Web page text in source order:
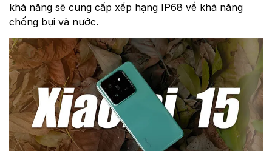
khả năng sẽ cung cấp xếp hạng IP68 về khả năng
chống bụi và nước.